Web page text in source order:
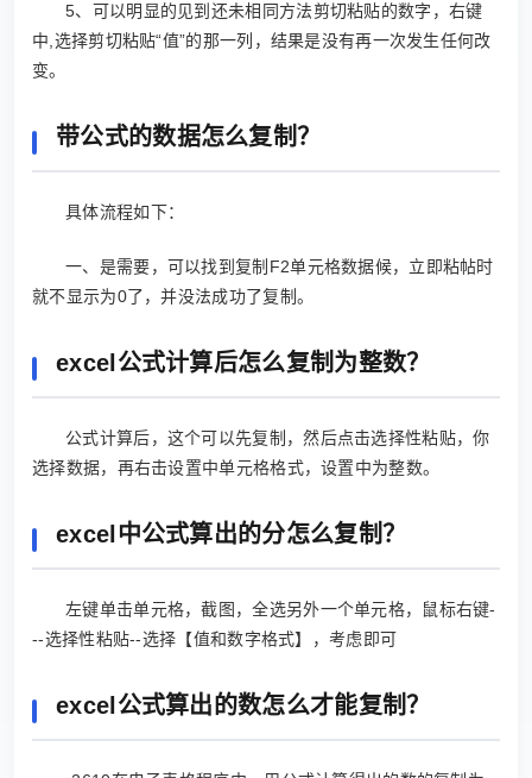
5、可以明显的见到还未相同方法剪切粘贴的数字，右键
中,选择剪切粘贴“值”的那一列，结果是没有再一次发生任何改
变。
带公式的数据怎么复制？
具体流程如下：
一、是需要，可以找到复制F2单元格数据候，立即粘帖时
就不显示为0了，并没法成功了复制。
excel公式计算后怎么复制为整数？
公式计算后，这个可以先复制，然后点击选择性粘贴，你
选择数据，再右击设置中单元格格式，设置中为整数。
excel中公式算出的分怎么复制？
左键单击单元格，截图，全选另外一个单元格，鼠标右键-
--选择性粘贴--选择【值和数字格式】，考虑即可
excel公式算出的数怎么才能复制？